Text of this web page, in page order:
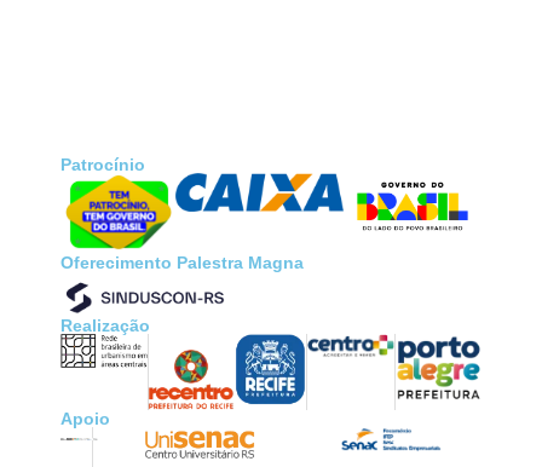
Patrocínio
Oferecimento Palestra Magna
Realização
Apoio